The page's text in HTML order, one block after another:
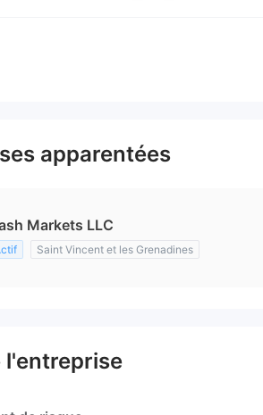
apparentées
Markets LLC
Saint Vincent et les Grenadines
l'entreprise